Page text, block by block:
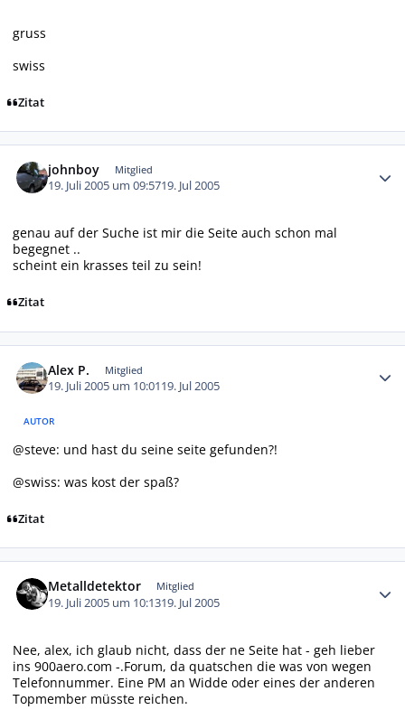
gruss
swiss
Zitat
johnboy Mitglied
19. Juli 2005 um 09:5719. Jul 2005
genau auf der Suche ist mir die Seite auch schon mal
begegnet ..
scheint ein krasses teil zu sein!
Zitat
Alex P. Mitglied
19. Juli 2005 um 10:0119. Jul 2005
AUTOR
@steve: und hast du seine seite gefunden?!
@swiss: was kost der spaß?
Zitat
Metalldetektor Mitglied
19. Juli 2005 um 10:1319. Jul 2005
Nee, alex, ich glaub nicht, dass der ne Seite hat - geh lieber
ins 900aero.com -.Forum, da quatschen die was von wegen
Telefonnummer. Eine PM an Widde oder eines der anderen
Topmember müsste reichen.